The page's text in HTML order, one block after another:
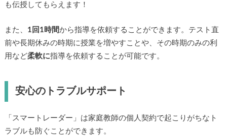
も伝授してもらえます！
また、 1回1時間から指導を依頼することができます。テスト直
前や長期休みの時期に授業を増やすことや、その時期のみの利
用など柔軟に指導を依頼することが可能です。
安心のトラブルサポート
「スマートレーダー」は家庭教師の個人契約で起こりがちなト
ラブルも防ぐことができます。